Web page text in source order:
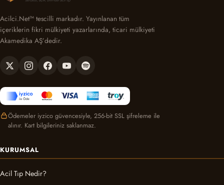
Acilci.Net™ tescilli markadır. Yayınlanan tüm
içeriklerin fikri mülkiyeti yazarlarında, ticari mülkiyeti
Akamedika AŞ’dedir.
Ödemeler iyzico güvencesiyle, 256-bit SSL şifreleme ile
alınır. Kart bilgileriniz saklanmaz.
KURUMSAL
Acil Tıp Nedir?